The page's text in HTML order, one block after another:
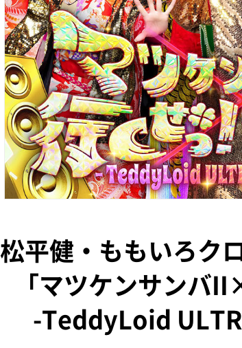
松平健・ももいろク
「マツケンサンバ
-TeddyLoid